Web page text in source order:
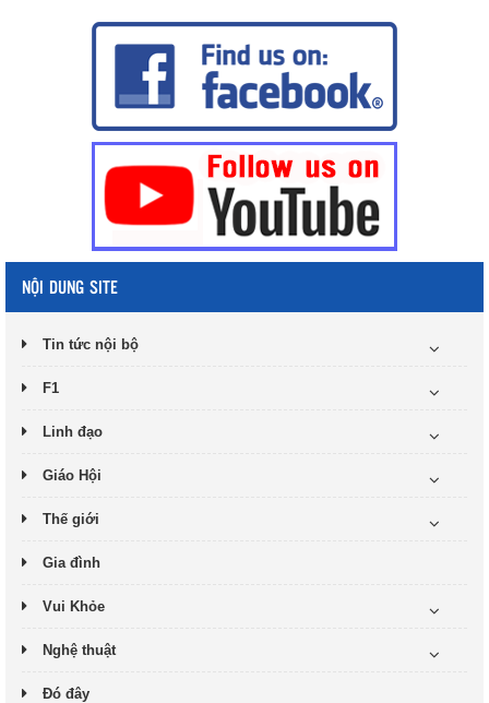
NỘI DUNG SITE
Tin tức nội bộ
F1
Linh đạo
Giáo Hội
Thế giới
Gia đình
Vui Khỏe
Nghệ thuật
Đó đây